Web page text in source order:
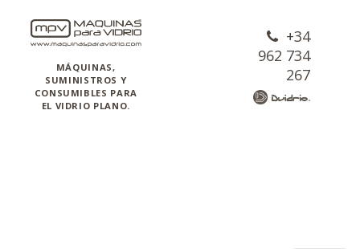
MÁQUINAS,
SUMINISTROS Y
CONSUMIBLES PARA
EL VIDRIO PLANO.
+34
962 734
267